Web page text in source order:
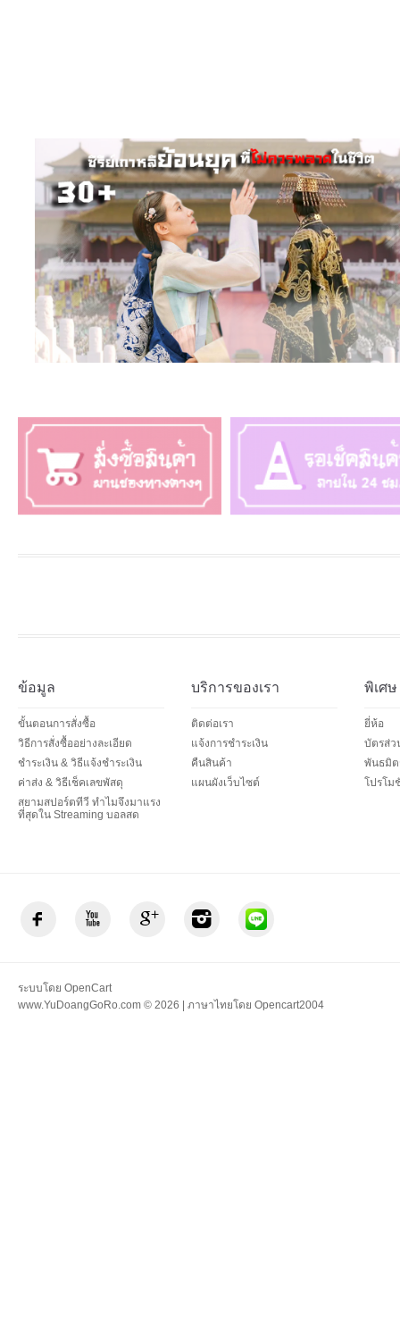
ข้อมูล
ขั้นตอนการสั่งซื้อ
วิธีการสั่งซื้ออย่างละเอียด
ชำระเงิน & วิธีแจ้งชำระเงิน
ค่าส่ง & วิธีเช็คเลขพัสดุ
สยามสปอร์ตทีวี ทำไมจึงมาแรง
ที่สุดใน Streaming บอลสด
บริการของเรา
ติดต่อเรา
แจ้งการชำระเงิน
คืนสินค้า
แผนผังเว็บไซต์
พิเศษ
ยี่ห้อ
บัตรส่ว
พันธมิต
โปรโม
ระบบโดย OpenCart
www.YuDoangGoRo.com © 2026 | ภาษาไทยโดย Opencart2004